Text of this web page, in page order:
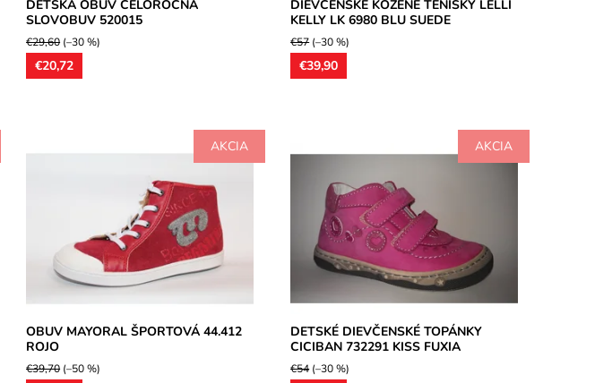
DETSKÁ OBUV CELOROČNÁ
SLOVOBUV 520015
€29,60(–30 %)
€20,72
DIEVČENSKÉ KOŽENÉ TENISKY LELLI
KELLY LK 6980 BLU SUEDE
€57(–30 %)
€39,90
AKCIA
gumená špička, gumová šnúrka, ktorú
neviažete pružnosťou upevní chodidlo v
Dostupnosť:
Skladom
Značka:
Mayoral
Záruka:
2 roky
OBUV MAYORAL ŠPORTOVÁ 44.412
ROJO
€39,70(–50 %)
AKCIA
zvršok z usňovej kože, podšívka
kožená,ortopedicky tvarované kožené
stielky, model...
Dostupnosť:
Skladom
Značka:
CICIBAN
Záruka:
2 roky
DETSKÉ DIEVČENSKÉ TOPÁNKY
CICIBAN 732291 KISS FUXIA
€54(–30 %)